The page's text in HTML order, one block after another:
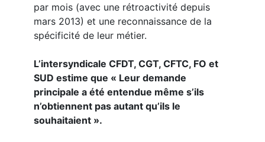
par mois (avec une rétroactivité depuis
mars 2013) et une reconnaissance de la
spécificité de leur métier.
L’intersyndicale CFDT, CGT, CFTC, FO et
SUD estime que « Leur demande
principale a été entendue même s’ils
n’obtiennent pas autant qu’ils le
souhaitaient ».